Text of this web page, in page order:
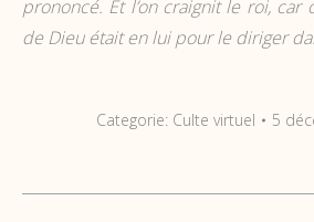
prononcé. Et l’on craignit le roi, car
de Dieu était en lui pour le diriger
Categorie: Culte virtuel 5